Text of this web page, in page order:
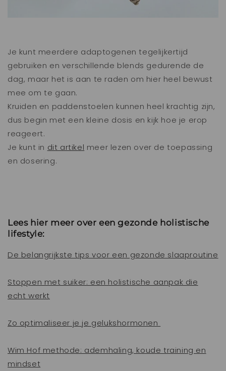
Je kunt meerdere adaptogenen tegelijkertijd
gebruiken en verschillende blends gedurende de
dag, maar het is aan te raden om hier heel bewust
mee om te gaan.
Kruiden en paddenstoelen kunnen heel krachtig zijn,
dus begin met een kleine dosis en kijk hoe je erop
reageert.
Je kunt in dit artikel meer lezen over de toepassing
en dosering.
Lees hier meer over een gezonde holistische
lifestyle:
De belangrijkste tips voor een gezonde slaaproutine
Stoppen met suiker: een holistische aanpak die
echt werkt
Zo optimaliseer je je gelukshormonen
Wim Hof methode: ademhaling, koude training en
mindset